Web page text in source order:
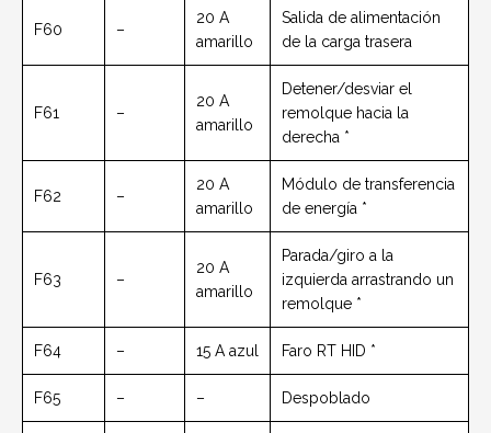
F60 –
20 A
amarillo
Salida de alimentación
de la carga trasera
F61 –
20 A
amarillo
Detener/desviar el
remolque hacia la
derecha *
F62 –
20 A
amarillo
Módulo de transferencia
de energía *
F63 –
20 A
amarillo
Parada/giro a la
izquierda arrastrando un
remolque *
F64 – 15 A azul Faro RT HID *
F65 – – Despoblado